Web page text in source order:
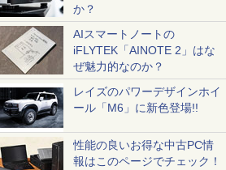
か？
AIスマートノートの
iFLYTEK「AINOTE 2」はな
ぜ魅力的なのか？
レイズのパワーデザインホイ
ール「M6」に新色登場!!
性能の良いお得な中古PC情
報はこのページでチェック！